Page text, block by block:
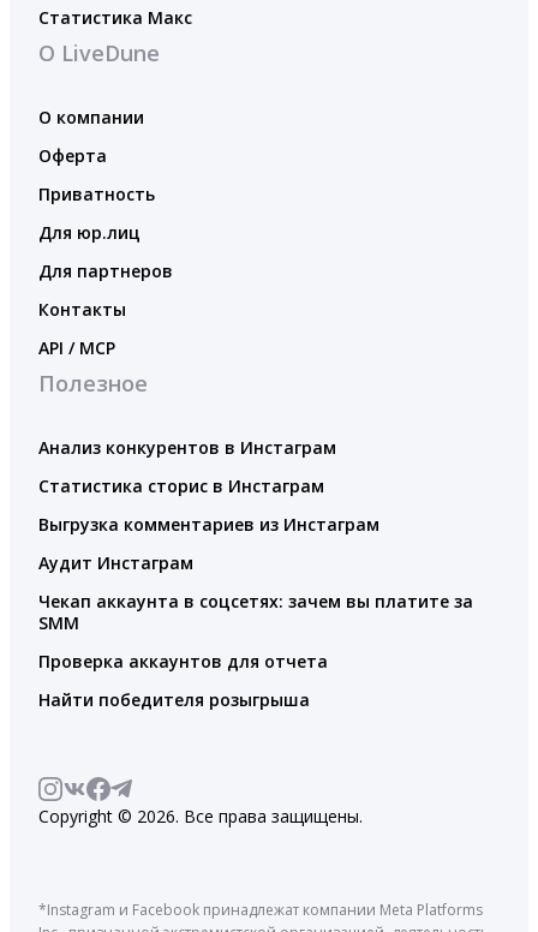
Статистика Макс
О LiveDune
О компании
Оферта
Приватность
Для юр.лиц
Для партнеров
Контакты
API / MCP
Полезное
Анализ конкурентов в Инстаграм
Статистика сторис в Инстаграм
Выгрузка комментариев из Инстаграм
Аудит Инстаграм
Чекап аккаунта в соцсетях: зачем вы платите за
SMM
Проверка аккаунтов для отчета
Найти победителя розыгрыша
Copyright © 2026. Все права защищены.
*Instagram и Facebook принадлежат компании Meta Platforms